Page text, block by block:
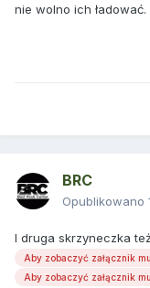
nie wolno ich ładować.
BRC
Opublikowano
I druga skrzyneczka
Aby zobaczyć załącznik
Aby zobaczyć załącznik